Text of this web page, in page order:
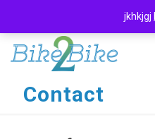
Contact
jkhkjgj